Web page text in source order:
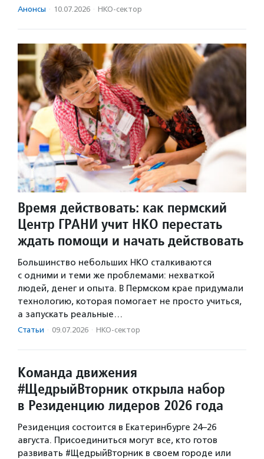
Анонсы · 10.07.2026 · НКО-сектор
Время действовать: как пермский
Центр ГРАНИ учит НКО перестать
ждать помощи и начать действовать
Большинство небольших НКО сталкиваются
с одними и теми же проблемами: нехваткой
людей, денег и опыта. В Пермском крае придумали
технологию, которая помогает не просто учиться,
а запускать реальные…
Статьи · 09.07.2026 · НКО-сектор
Команда движения
#ЩедрыйВторник открыла набор
в Резиденцию лидеров 2026 года
Резиденция состоится в Екатеринбурге 24–26
августа. Присоединиться могут все, кто готов
развивать #ЩедрыйВторник в своем городе или